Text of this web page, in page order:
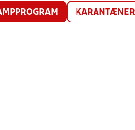
KARANTÆNER